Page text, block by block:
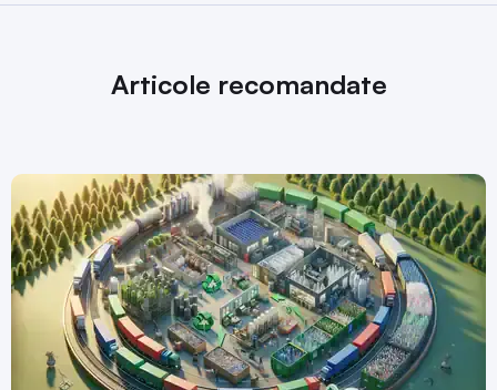
Articole recomandate